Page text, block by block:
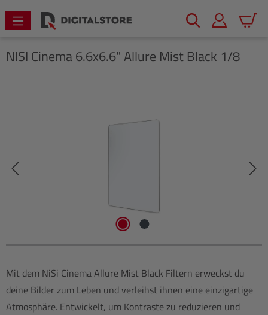
springen
NISI Cinema 6.6x6.6" Allure Mist Black 1/8
Mit dem NiSi Cinema Allure Mist Black Filtern erweckst du
deine Bilder zum Leben und verleihst ihnen eine einzigartige
Atmosphäre. Entwickelt, um Kontraste zu reduzieren und